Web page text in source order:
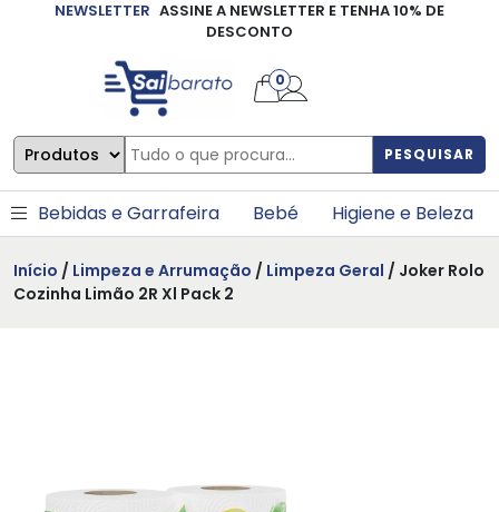
NEWSLETTER ASSINE A NEWSLETTER E TENHA 10% DE
DESCONTO
PESQUISAR
0
Bebidas e Garrafeira Bebé Higiene e Beleza
Início / Limpeza e Arrumação / Limpeza Geral / Joker Rolo
Cozinha Limão 2R Xl Pack 2